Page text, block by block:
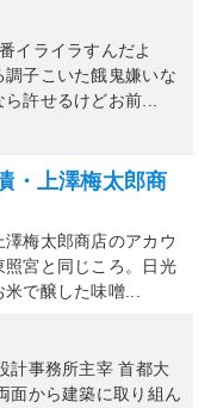
イライラすんだよ
子こいた餓鬼嫌いな
許せるけどお前...
・上澤梅太郎商
梅太郎商店のアカウ
照宮と同じころ。日光
で醸した味噌...
計事務所主宰 首都大
面から建築に取り組ん